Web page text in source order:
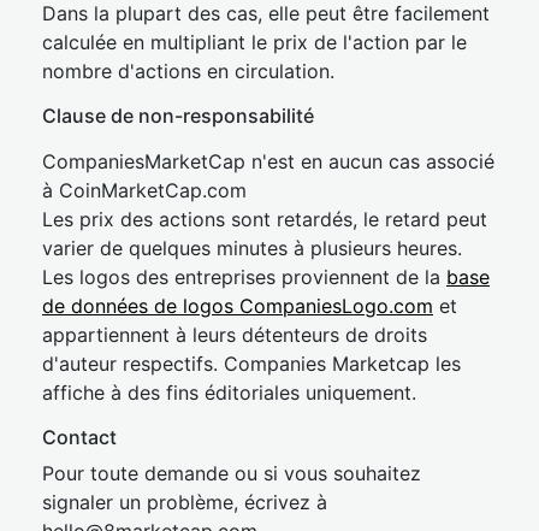
Dans la plupart des cas, elle peut être facilement
calculée en multipliant le prix de l'action par le
nombre d'actions en circulation.
Clause de non-responsabilité
CompaniesMarketCap n'est en aucun cas associé
à CoinMarketCap.com
Les prix des actions sont retardés, le retard peut
varier de quelques minutes à plusieurs heures.
Les logos des entreprises proviennent de la base
de données de logos CompaniesLogo.com et
appartiennent à leurs détenteurs de droits
d'auteur respectifs. Companies Marketcap les
affiche à des fins éditoriales uniquement.
Contact
Pour toute demande ou si vous souhaitez
signaler un problème, écrivez à